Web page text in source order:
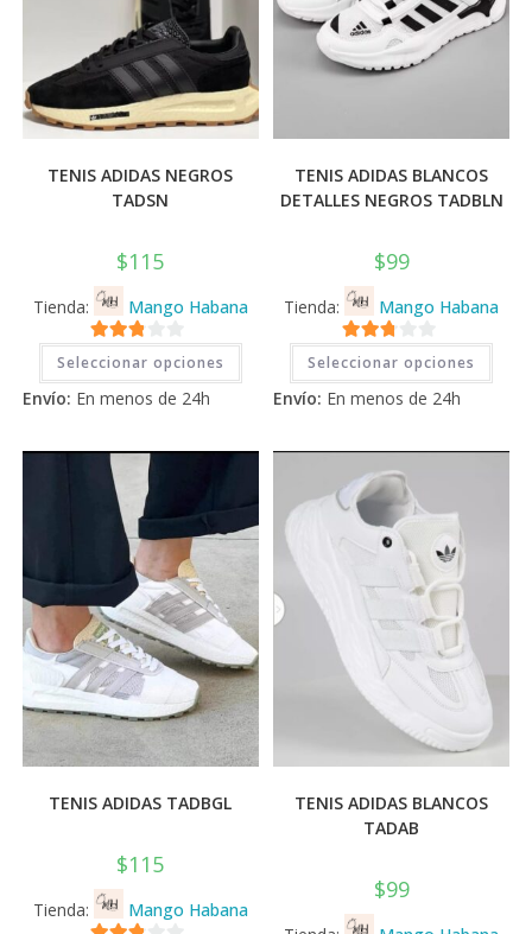
TENIS ADIDAS NEGROS
TADSN
$115
Tienda: Mango Habana
2.71
de 5
Seleccionar opciones
Este
producto
tiene
múltiples
opciones
la
página
producto
Envío: En menos de 24h
TENIS ADIDAS BLANCOS
DETALLES NEGROS TADBLN
$99
Tienda: Mango Habana
2.71
de 5
Seleccionar opciones
Este
tiene
Envío: En menos de 24h
TENIS ADIDAS TADBGL
$115
Tienda: Mango Habana
TENIS ADIDAS BLANCOS
TADAB
$99